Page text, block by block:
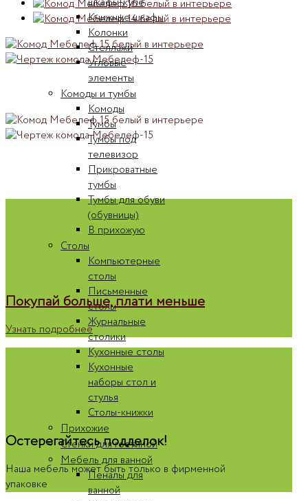
Книжные шкафы
Колонки
Стеллажи
Угловые
элементы
Комоды и тумбы
Комоды
Тумбы
Тумбы под
телевизор
Прикроватные
тумбы
Тумбы для обуви
(обувницы)
В прихожую
Столы
Компьютерные
столы
Письменные
столы
Журнальные
столики
Кухонные столы
Кухонные
наборы стол и
стулья
Столы-книжки
Прихожие
Стенки для гостиной
Мебель для ванной
Пеналы для
ванной
Покупай больше, плати меньше
Узнать подробнее
Остерегайтесь подделок!
Наша мебель может быть только в фирменной
упаковке